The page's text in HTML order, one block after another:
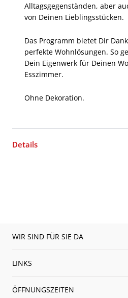
Alltagsgegenständen, aber
von Deinen Lieblingsstücken.
Das Programm bietet Dir
perfekte Wohnlösungen. So
Dein Eigenwerk für Deinen
Esszimmer.
Ohne Dekoration.
Details
WIR SIND FÜR SIE DA
LINKS
ÖFFNUNGSZEITEN